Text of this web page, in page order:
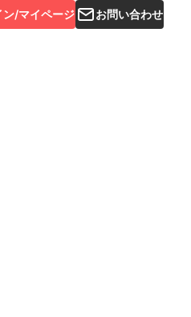
ン/マイページ お問い合わせ